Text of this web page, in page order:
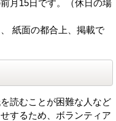
月15日です。（休日の場
紙面の都合上、掲載で
読むことが困難な人など
するため、ボランティア